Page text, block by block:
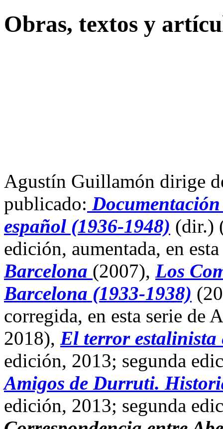
Obras, textos y
Agustín Guillamón dirige
publicado:
español (1936-1948) (dir.)
edición, aumentada, en
Barcelona (2007), Los
Barcelona (1933-1938)
corregida, en esta serie de
2018), El terror estalinista
edición, 2013; segunda
Amigos de Durruti.
edición, 2013; segunda